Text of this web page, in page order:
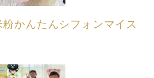
粉かんたんシフォンマイス